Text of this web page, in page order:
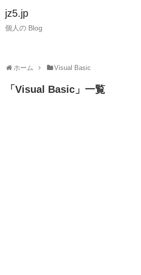
jz5.jp
個人の Blog
ホーム Visual Basic
「 Visual Basic 」 一覧